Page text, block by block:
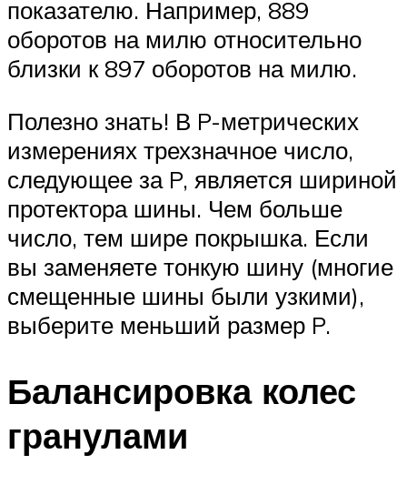
показателю. Например, 889
оборотов на милю относительно
близки к 897 оборотов на милю.
Полезно знать! В P-метрических
измерениях трехзначное число,
следующее за P, является шириной
протектора шины. Чем больше
число, тем шире покрышка. Если
вы заменяете тонкую шину (многие
смещенные шины были узкими),
выберите меньший размер P.
Балансировка колес
гранулами